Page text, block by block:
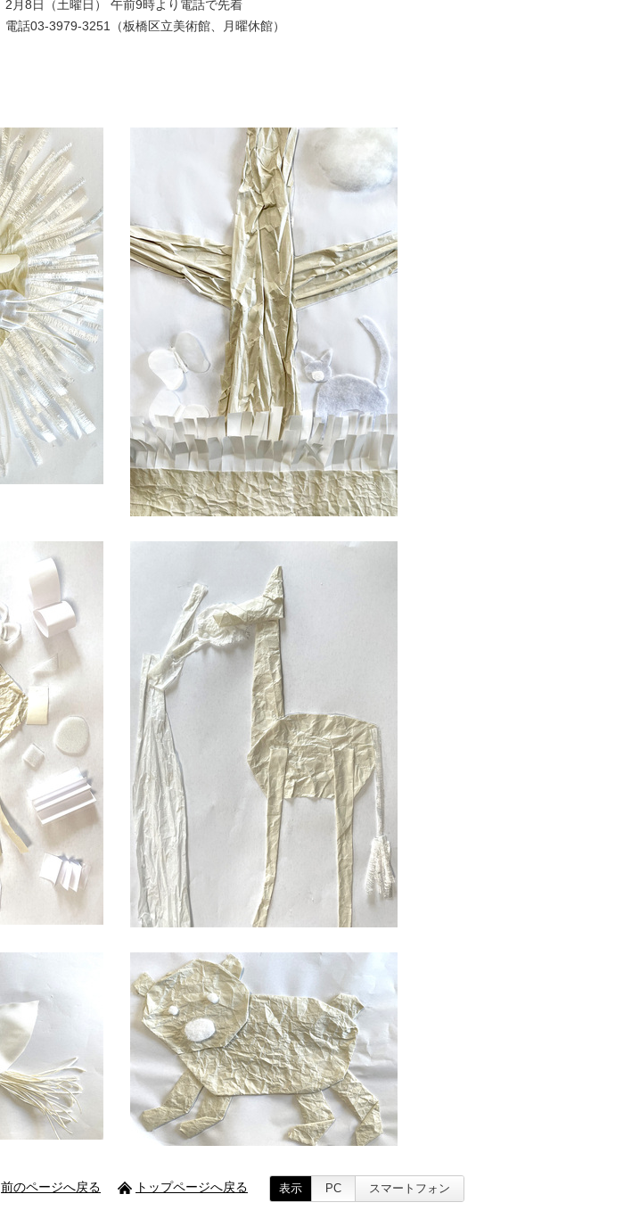
2月8日（土曜日） 午前9時より電話で先着
電話03-3979-3251（板橋区立美術館、月曜休館）
前のページへ戻る トップページへ戻る 表示 PC スマートフォン